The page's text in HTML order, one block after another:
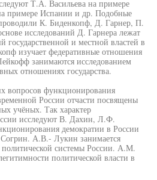
Т.А. Васильева на примере
примере Испании и др. Подобные
К. Биденкопф, Д. Гарнер, П.
исследований Д. Гарнера лежат
и местной властей в
изучает федеративные отношения
занимаются исследованием
отношениях государства.
вопросов функционирования
России отчасти посвящены
учёных. Так характер
исследуют В. Дахин, Л.Ф.
демократии в России
А.В.- Лукин занимается
системы России. А.М.
политической власти в